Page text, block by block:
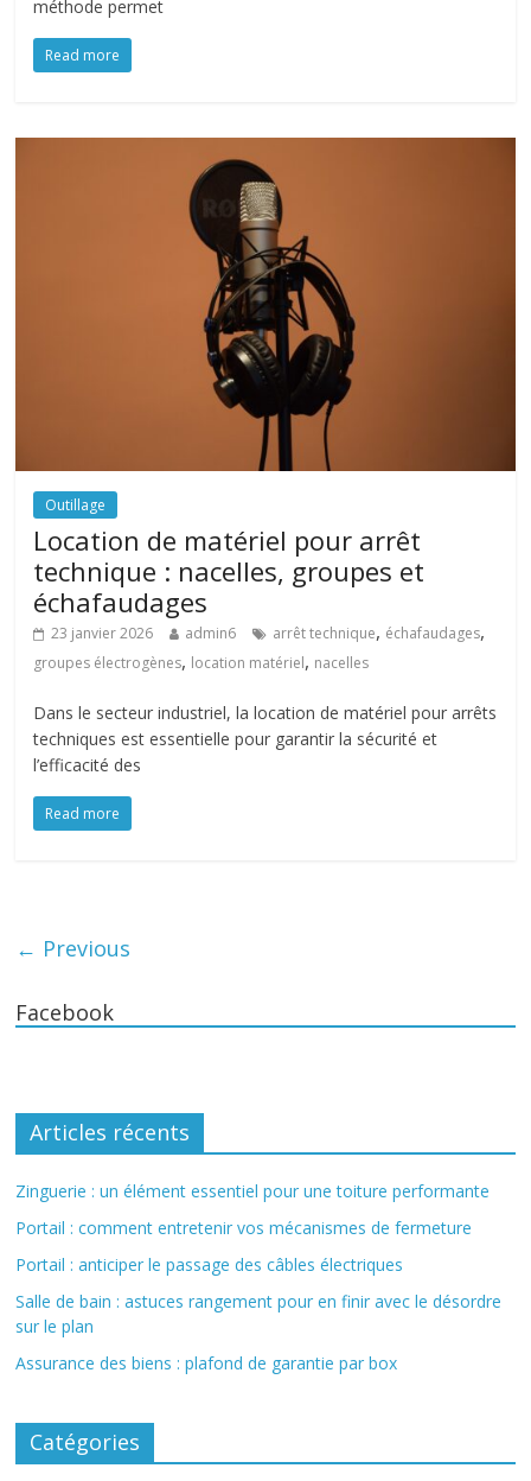
méthode permet
Read more
Outillage
Location de matériel pour arrêt
technique : nacelles, groupes et
échafaudages
23 janvier 2026 admin6 arrêt technique, échafaudages,
groupes électrogènes, location matériel, nacelles
Dans le secteur industriel, la location de matériel pour arrêts
techniques est essentielle pour garantir la sécurité et
l’efficacité des
Read more
← Previous
Facebook
Articles récents
Zinguerie : un élément essentiel pour une toiture performante
Portail : comment entretenir vos mécanismes de fermeture
Portail : anticiper le passage des câbles électriques
Salle de bain : astuces rangement pour en finir avec le désordre
sur le plan
Assurance des biens : plafond de garantie par box
Catégories